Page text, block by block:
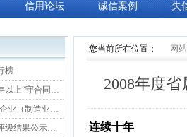
信用论坛 诚信案例 失
2008年度
连续十年
您当前所在位置： 网
榜
2008年度省属（驻穗）连续十年以上“守合同重信用企业”名单
2008-2009年度广东省百强民营企业（制造业和服务业）候选企业名单
广东省人力资源服务企业信用评级结果公示通告